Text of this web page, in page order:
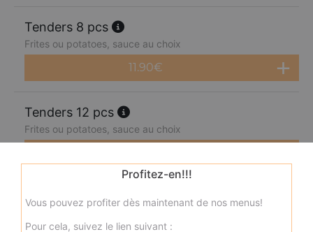
Tenders 8 pcs
Frites ou potatoes, sauce au choix
11.90€
Tenders 12 pcs
Frites ou potatoes, sauce au choix
Onion rings 10 pcs
Profitez-en!!!
Vous pouvez profiter dès maintenant de nos menus!
Pour cela, suivez le lien suivant :